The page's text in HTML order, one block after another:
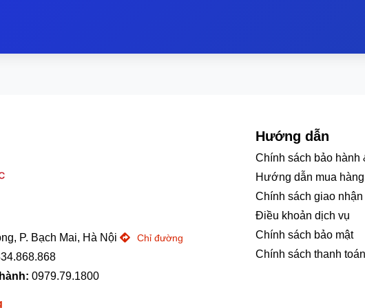
P. Bạch Mai, Hà Nội Chỉ đường
0979.79.1800
Hướng dẫn
Chính sách bảo hành
Hướng dẫn mua hàng
Chính sách giao nhận
Điều khoản dịch vụ
Chính sách bảo mật
Chính sách thanh toán